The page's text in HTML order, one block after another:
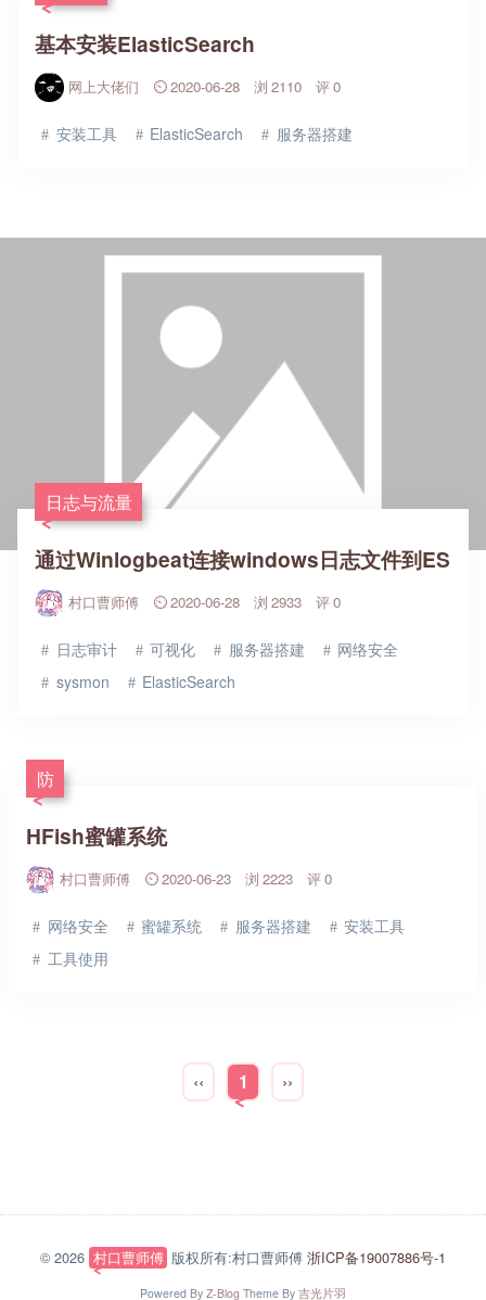
基本安装ElasticSearch
网上大佬们 2020-06-28 2110 0
安装工具 ElasticSearch 服务器搭建
日志与流量
通过Winlogbeat连接windows日志文件到ES
村口曹师傅 2020-06-28 2933 0
日志审计 可视化 服务器搭建
网络安全
sysmon
ElasticSearch
防
HFish蜜罐系统
村口曹师傅 2020-06-23 2223 0
网络安全 蜜罐系统 服务器搭建
安装工具
工具使用
‹‹ 1 ››
© 2026 村口曹师傅 版权所有:村口曹师傅浙ICP备19007886号-1
Powered By Z-Blog Theme By 吉光片羽